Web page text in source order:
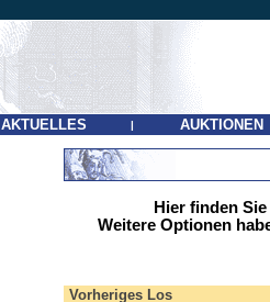
AKTUELLES | AUKTIONEN
Hier finden
Weitere Optionen
Vorheriges Los